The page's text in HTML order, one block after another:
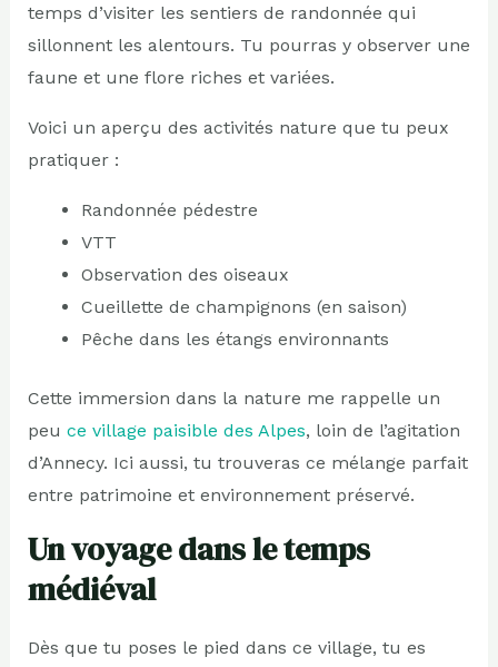
temps d’visiter les sentiers de randonnée qui
sillonnent les alentours. Tu pourras y observer une
faune et une flore riches et variées.
Voici un aperçu des activités nature que tu peux
pratiquer :
Randonnée pédestre
VTT
Observation des oiseaux
Cueillette de champignons (en saison)
Pêche dans les étangs environnants
Cette immersion dans la nature me rappelle un
peu ce village paisible des Alpes, loin de l’agitation
d’Annecy. Ici aussi, tu trouveras ce mélange parfait
entre patrimoine et environnement préservé.
Un voyage dans le temps
médiéval
Dès que tu poses le pied dans ce village, tu es